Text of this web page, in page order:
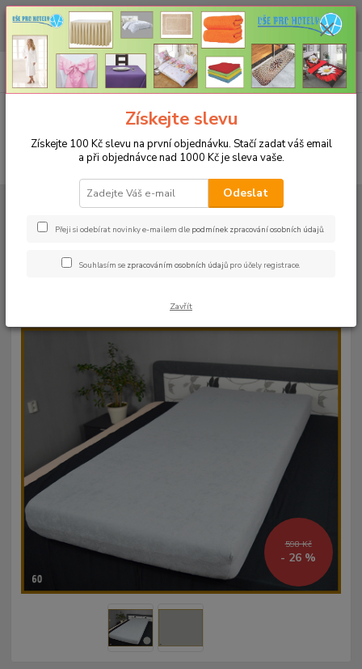
CHCETE NAKOUPIT VĚTŠÍ MNOŽSTVÍ NAŠICH PRODUKTŮ ZA LEPŠÍ
CENU? Klikněte ZDE
CZK
+420 773 794 023
Pondělí-pátek 9-16 hodin
0ks
za0 Kč
PROSTĚRADLA
Froté prostěradla s gumou - 190g/m2 - 45 barev
60 šedá
Froté prostěradlo 180x200cm -
598 Kč
- 26 %
Získejte slevu
Získejte 100 Kč slevu na první objednávku. Stačí zadat váš email
a při objednávce nad 1000 Kč je sleva vaše.
Odeslat
Přeji si odebírat novinky e-mailem dle podmínek zpracování osobních údajů.
Souhlasím se zpracováním osobních údajů pro účely registrace.
Zavřít